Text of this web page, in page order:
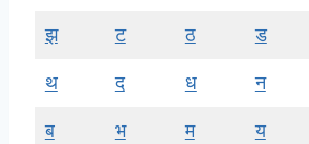
झ ट ठ ड
थ द ध न
ब भ म य